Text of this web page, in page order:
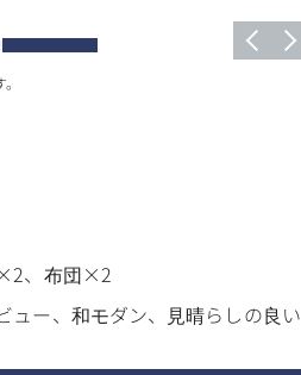
、布団×2
ュー、和モダン、見晴らしの良い